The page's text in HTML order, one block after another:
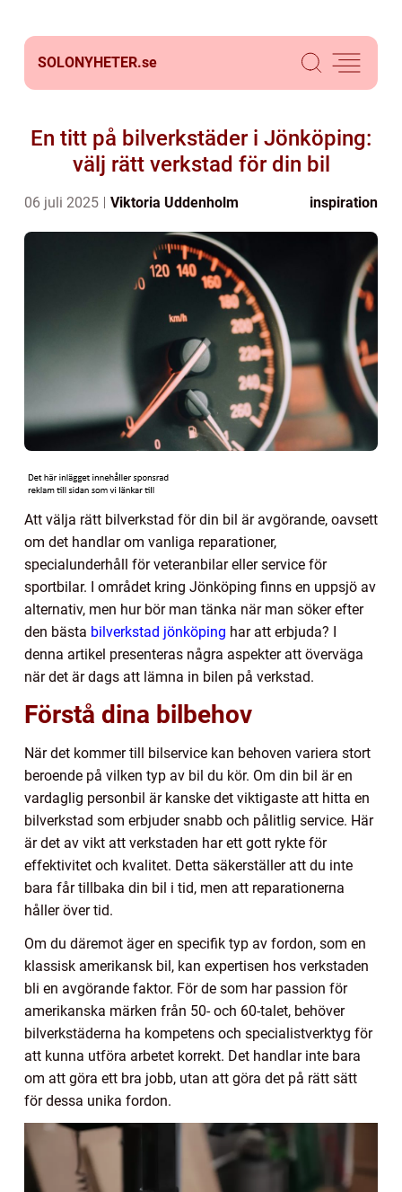
SOLONYHETER.se
En titt på bilverkstäder i Jönköping:
välj rätt verkstad för din bil
06 juli 2025 Viktoria Uddenholm inspiration
Att välja rätt bilverkstad för din bil är avgörande, oavsett
om det handlar om vanliga reparationer,
specialunderhåll för veteranbilar eller service för
sportbilar. I området kring Jönköping finns en uppsjö av
alternativ, men hur bör man tänka när man söker efter
den bästa bilverkstad jönköping har att erbjuda? I
denna artikel presenteras några aspekter att överväga
när det är dags att lämna in bilen på verkstad.
Förstå dina bilbehov
När det kommer till bilservice kan behoven variera stort
beroende på vilken typ av bil du kör. Om din bil är en
vardaglig personbil är kanske det viktigaste att hitta en
bilverkstad som erbjuder snabb och pålitlig service. Här
är det av vikt att verkstaden har ett gott rykte för
effektivitet och kvalitet. Detta säkerställer att du inte
bara får tillbaka din bil i tid, men att reparationerna
håller över tid.
Om du däremot äger en specifik typ av fordon, som en
klassisk amerikansk bil, kan expertisen hos verkstaden
bli en avgörande faktor. För de som har passion för
amerikanska märken från 50- och 60-talet, behöver
bilverkstäderna ha kompetens och specialistverktyg för
att kunna utföra arbetet korrekt. Det handlar inte bara
om att göra ett bra jobb, utan att göra det på rätt sätt
för dessa unika fordon.